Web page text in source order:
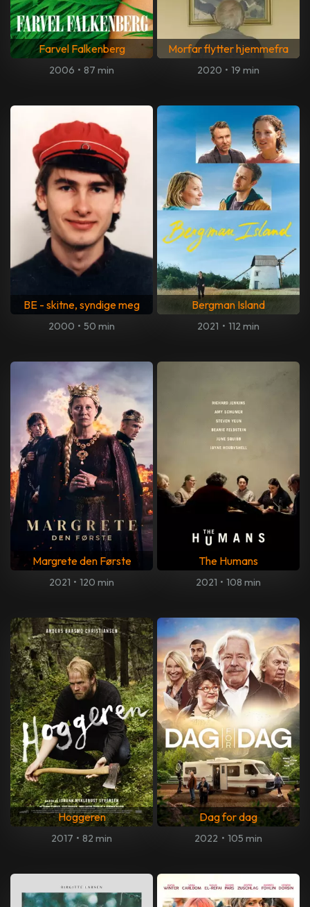
Farvel Falkenberg
2006 • 87 min
Morfar flytter hjemmefra
2020 • 19 min
BE - skitne, syndige meg
2000 • 50 min
Bergman Island
2021 • 112 min
Margrete den Første
2021 • 120 min
The Humans
2021 • 108 min
Hoggeren
2017 • 82 min
Dag for dag
2022 • 105 min